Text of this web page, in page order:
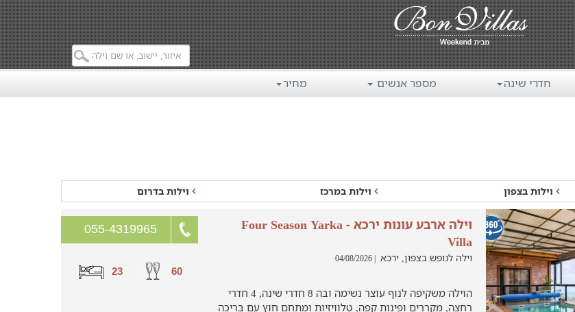
חדרי שינה מספר אנשים מחיר
וילות בצפון וילות במרכז וילות בדרום
055-4319965
60
23
וילה ארבע עונות ירכא - Four Season Yarka
Villa
וילה לנופש בצפון, ירכא | 04/08/2026
הוילה משקיפה לנוף עוצר נשימה ובה 8 חדרי שינה, 4 חדרי
רחצה, מקררים ופינות קפה, טלוויזיות ומתחם חוץ עם בריכה